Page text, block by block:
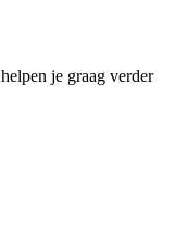
je graag verder